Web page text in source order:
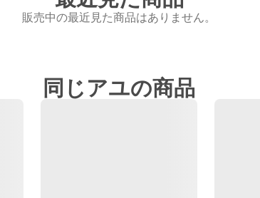
販売中の最近見た商品はありません。
同じアユの商品